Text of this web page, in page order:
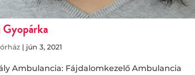
| jún 3, 2021
Ambulancia: Fájdalomkezelő Ambulancia